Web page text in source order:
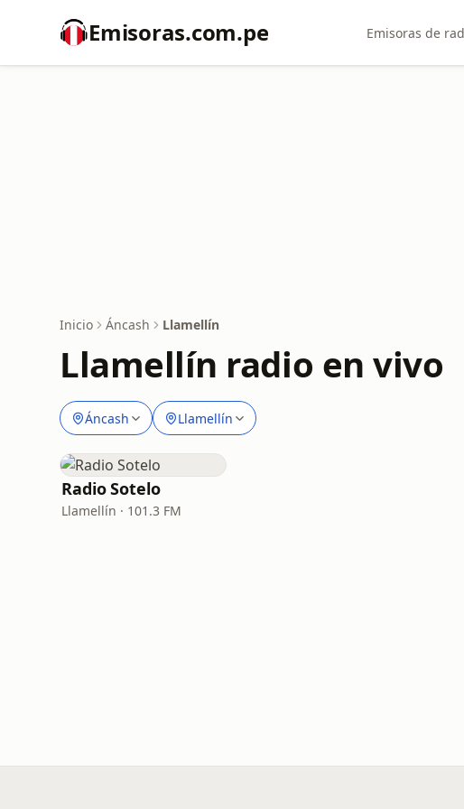
Emisoras.com.pe Emisoras de
Inicio Áncash Llamellín
Llamellín radio en vivo
Áncash Llamellín
Radio Sotelo
Llamellín · 101.3 FM